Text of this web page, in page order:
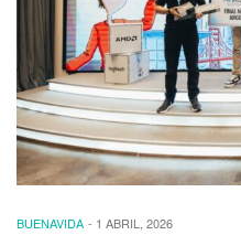
BUENAVIDA - 1 ABRIL, 2026